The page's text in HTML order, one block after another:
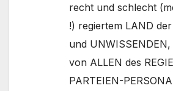
recht und schlecht
!) regiertem LAND
und
von ALLEN des
PARTEIEN-